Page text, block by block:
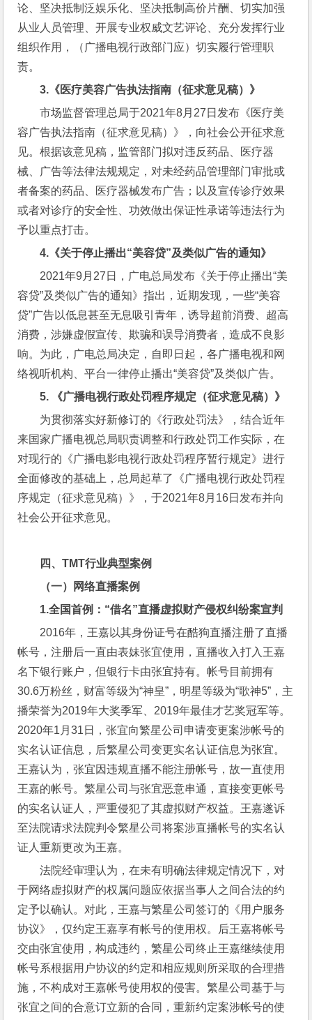
论、坚决抵制泛娱乐化、坚决抵制高价片酬、切实加强
从业人员管理、开展专业权威文艺评论、充分发挥行业
组织作用，（广播电视行政部门应）切实履行管理职
责。
3. 《医疗美容广告执法指南（征求意见稿）》
市场监督管理总局于2021年8月27日发布《医疗美
容广告执法指南（征求意见稿）》，向社会公开征求意
见。根据该意见稿，监管部门拟对违反药品、医疗器
械、广告等法律法规规定，对未经药品管理部门审批或
者备案的药品、医疗器械发布广告；以及宣传诊疗效果
或者对诊疗的安全性、功效做出保证性承诺等违法行为
予以重点打击。
4. 《关于停止播出“美容贷”及类似广告的通知》
2021年9月27日，广电总局发布《关于停止播出“美
容贷”及类似广告的通知》指出，近期发现，一些“美容
贷”广告以低息甚至无息吸引青年，诱导超前消费、超高
消费，涉嫌虚假宣传、欺骗和误导消费者，造成不良影
响。为此，广电总局决定，自即日起，各广播电视和网
络视听机构、平台一律停止播出“美容贷”及类似广告。
5.
《广播电视行政处罚程序规定（征求意见稿）》
为贯彻落实好新修订的《行政处罚法》，结合近年
来国家广播电视总局职责调整和行政处罚工作实际，在
对现行的《广播电影电视行政处罚程序暂行规定》进行
全面修改的基础上，总局起草了《广播电视行政处罚程
序规定（征求意见稿）》，于2021年8月16日发布并向
社会公开征求意见。
四、TMT行业典型案例
（一）网络直播案例
1.全国首例：“借名”直播虚拟财产侵权纠纷案宣判
2016年，王嘉以其身份证号在酷狗直播注册了直播
帐号，注册后一直由表妹张宜使用，直播收入打入王嘉
名下银行账户，但银行卡由张宜持有。帐号目前拥有
30.6万粉丝，财富等级为“神皇”，明星等级为“歌神5”，主
播荣誉为2019年大奖季军、2019年最佳才艺奖冠军等。
2020年1月31日，张宜向繁星公司申请变更案涉帐号的
实名认证信息，后繁星公司变更实名认证信息为张宜。
王嘉认为，张宜因违规直播不能注册帐号，故一直使用
王嘉的帐号。繁星公司与张宜恶意串通，直接变更帐号
的实名认证人，严重侵犯了其虚拟财产权益。王嘉遂诉
至法院请求法院判令繁星公司将案涉直播帐号的实名认
证人重新更改为王嘉。
法院经审理认为，在未有明确法律规定情况下，对
于网络虚拟财产的权属问题应依据当事人之间合法的约
定予以确认。对此，王嘉与繁星公司签订的《用户服务
协议》，仅约定王嘉享有帐号的使用权。后王嘉将帐号
交由张宜使用，构成违约，繁星公司终止王嘉继续使用
帐号系根据用户协议的约定和相应规则所采取的合理措
施，不构成对王嘉帐号使用权的侵害。繁星公司基于与
张宜之间的合意订立新的合同，重新约定案涉帐号的使